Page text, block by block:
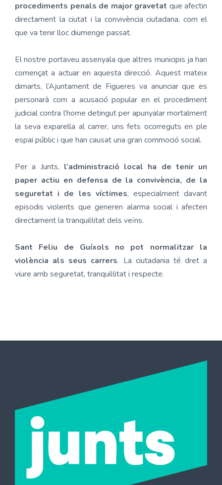
procediments penals de major gravetat que afectin
directament la ciutat i la convivència ciutadana, com el
que va tenir lloc diumenge passat.
El nostre portaveu assenyala que altres municipis ja han
començat a actuar en aquesta direcció. Aquest mateix
dimarts, l’Ajuntament de Figueres va anunciar que es
personarà com a acusació popular en el procediment
judicial contra l’home detingut per apunyalar mortalment
la seva exparella al carrer, uns fets ocorreguts en ple
espai públic i que han causat una gran commoció social.
Per a Junts, l’administració local ha de tenir un
paper actiu en defensa de la convivència, de la
seguretat i de les víctimes, especialment davant
episodis violents que generen alarma social i afecten
directament la tranquil·litat dels veïns.
Sant Feliu de Guíxols no pot normalitzar la
violència als seus carrers. La ciutadania té dret a
viure amb seguretat, tranquil·litat i respecte.